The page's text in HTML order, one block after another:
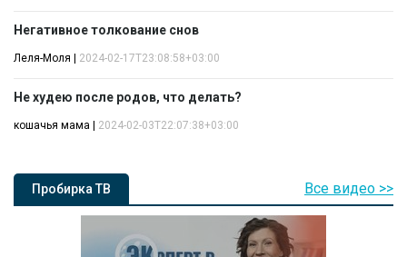
Негативное толкование снов
Леля-Моля 2024-02-17T23:08:58+03:00
Не худею после родов, что делать?
кошачья мама 2024-02-03T22:07:38+03:00
Пробирка ТВ Все видео >>